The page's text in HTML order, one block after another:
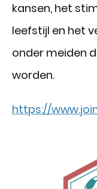
kansen, het
leefstijl en het
onder meiden
worden.
https://